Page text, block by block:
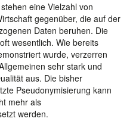
eine Vielzahl von
gegenüber, die auf der
Daten beruhen. Die
wesentlich. Wie bereits
wurde, verzerren
sehr stark und
aus. Die bisher
Pseudonymisierung kann
mehr als
werden.